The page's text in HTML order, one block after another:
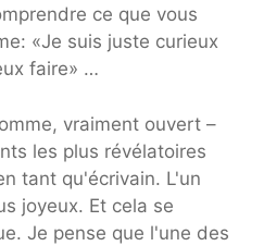
ce que vous
«Je suis juste curieux
faire» …
vraiment ouvert –
les plus révélatoires
tant qu'écrivain. L'un
joyeux. Et cela se
Je pense que l'une des